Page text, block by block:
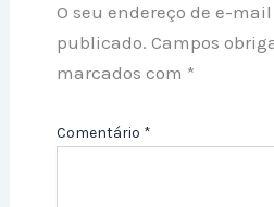
O seu endereço de e-
publicado. Campos
marcados com *
Comentário *